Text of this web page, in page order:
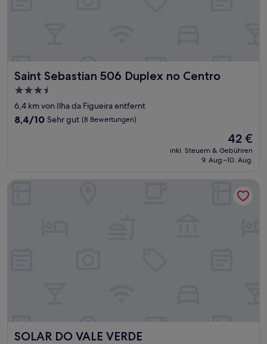
Saint Sebastian 506 Duplex no Centro
Saint Sebastian 506 Duplex no Centro
3.5-
Sterne-
Unterkunft
6,4 km von Ilha da Figueira entfernt
8.4
Bewertungen)
8,4/10 Sehr gut (8 Bewertungen)
Der
Preis
beträgt
42 €
inkl. Steuern & Gebühren
9. Aug.–10. Aug.
SOLAR DO VALE VERDE
SOLAR DO VALE VERDE